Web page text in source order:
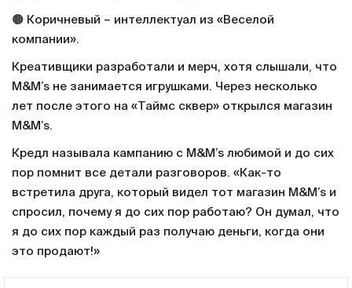
🟤 Коричневый – интеллектуал из «Веселой
компании».
Креативщики разработали и мерч, хотя слышали, что
M&M’s не занимается игрушками. Через несколько
лет после этого на «Таймс сквер» открылся магазин
M&M’s.
Кредл называла кампанию с M&M’s любимой и до сих
пор помнит все детали разговоров. «Как-то
встретила друга, который видел тот магазин M&M’s и
спросил, почему я до сих пор работаю? Он думал, что
я до сих пор каждый раз получаю деньги, когда они
это продают!»